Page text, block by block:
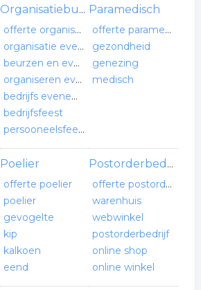
Organisatiebureau
offerte organisatiebureau
organisatie evenementen
beurzen en evenementen
organiseren evenement
bedrijfs evenement
bedrijfsfeest
persooneelsfeest
Paramedisch
offerte paramedisch
gezondheid
genezing
medisch
Poelier
offerte poelier
poelier
gevogelte
kip
kalkoen
eend
Postorderbedrijf
offerte postorderbedrijf
warenhuis
webwinkel
postorderbedrijf
online shop
online winkel